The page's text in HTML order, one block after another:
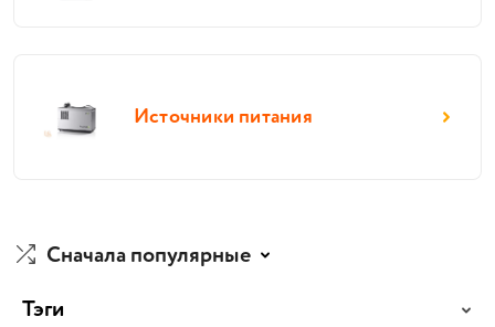
Источники питания
Сначала популярные
Тэги